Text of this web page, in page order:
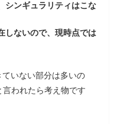
シンギュラリティはこな
しないので、現時点では
いない部分は多いの
われたら考え物です